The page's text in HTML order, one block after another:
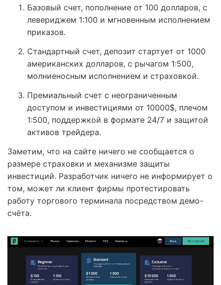
Базовый счет, пополнение от 100 долларов, с
левериджем 1:100 и мгновенным исполнением
приказов.
Стандартный счет, депозит стартует от 1000
американских долларов, с рычагом 1:500,
молниеносным исполнением и страховкой.
Премиальный счет с неограниченным
доступом и инвестициями от 10000$, плечом
1:500, поддержкой в формате 24/7 и защитой
активов трейдера.
Заметим, что на сайте ничего не сообщается о
размере страховки и механизме защиты
инвестиций. Разработчик ничего не информирует о
том, может ли клиент фирмы протестировать
работу торгового терминала посредством демо-
счёта.